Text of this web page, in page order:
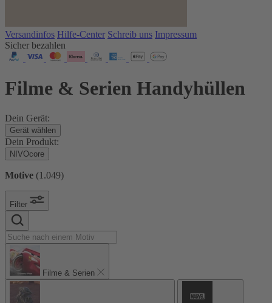
Versandinfos Hilfe-Center Schreib uns Impressum
Sicher bezahlen
Filme & Serien Handyhüllen
Dein Gerät:
Gerät wählen
Dein Produkt:
NIVOcore
Motive (1.049)
Filter
Filme & Serien